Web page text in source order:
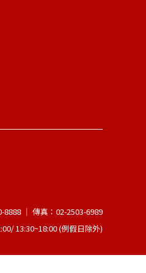
8888 │ 傳真：02-2503-6989
13:30~18:00 (例假日除外)